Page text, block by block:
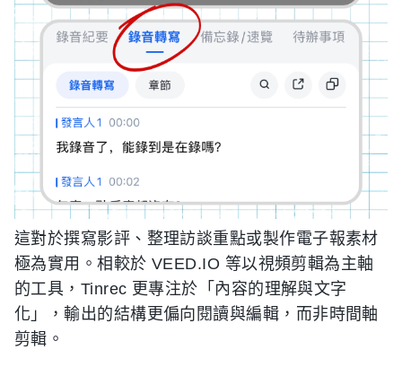
這對於撰寫影評、整理訪談重點或製作電子報素材
極為實用。相較於 VEED.IO 等以視頻剪輯為主軸
的工具，Tinrec 更專注於「內容的理解與文字
化」，輸出的結構更偏向閱讀與編輯，而非時間軸
剪輯。